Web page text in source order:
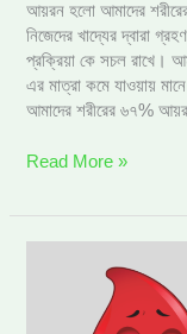
আয়রন হলো আমাদের
নিজেদের খাদ্যের দ্বারা
প্রক্রিয়া কে সচল রাখে।
এর মাত্রা কমে যাওয়ায়
আমাদের শরীরের ৬৭%
Read More »